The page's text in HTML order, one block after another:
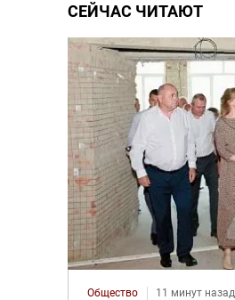
СЕЙЧАС ЧИТАЮТ
Общество 11 минут назад